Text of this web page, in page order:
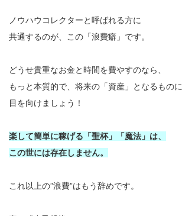
ノウハウコレクターと呼ばれる方に
共通するのが、この「浪費癖」です。
どうせ貴重なお金と時間を費やすのなら、
もっと本質的で、将来の「資産」となるものに
目を向けましょう！
楽して簡単に稼げる「聖杯」「魔法」は、
この世には存在しません。
これ以上の”浪費”はもう辞めです。